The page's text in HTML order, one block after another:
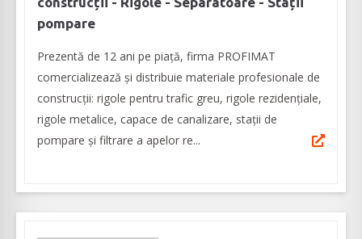
pompare
Prezentă de 12 ani pe piață, firma PROFIMAT
comercializează și distribuie materiale profesionale de
construcții: rigole pentru trafic greu, rigole rezidențiale,
rigole metalice, capace de canalizare, stații de
pompare și filtrare a apelor re...